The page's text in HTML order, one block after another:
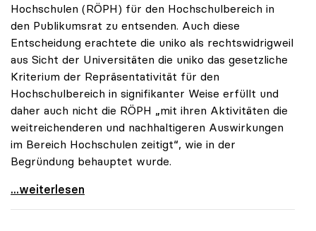
Hochschulen (RÖPH) für den Hochschulbereich in
den Publikumsrat zu entsenden. Auch diese
Entscheidung erachtete die uniko als rechtswidrigweil
aus Sicht der Universitäten die uniko das gesetzliche
Kriterium der Repräsentativität für den
Hochschulbereich in signifikanter Weise erfüllt und
daher auch nicht die RÖPH „mit ihren Aktivitäten die
weitreichenderen und nachhaltigeren Auswirkungen
im Bereich Hochschulen zeitigt“, wie in der
Begründung behauptet wurde.
ORF-Publikumsrat: Regierung entsendet nun doch
...weiterlesen